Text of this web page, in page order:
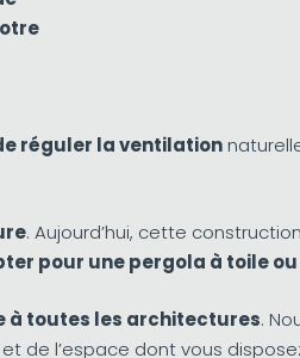
réguler la ventilation
. Aujourd’hui, cette
pour une pergola à toile
à toutes les architectures.
de l’espace dont vous